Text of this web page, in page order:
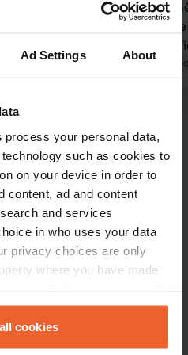
Ad Settings About
process your personal data,
such as cookies to
on your device in order to
content, ad and content
and services
in who uses your data
privacy choices are only
where you have made
or by clicking on
cookies
Il n'y a rien
pas.
cars de 8
redresser
Vue
qui vous
Traduit par
les 47 avis
venu ici ?
Copie